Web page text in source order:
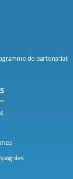
de partenariat